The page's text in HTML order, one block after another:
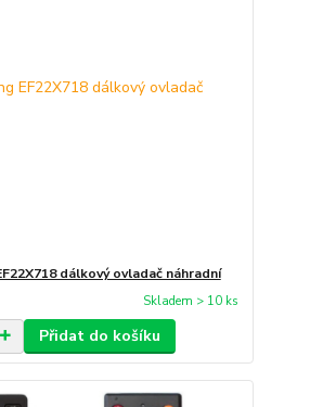
dálkový ovladač náhradní
Skladem > 10 ks
Přidat do košíku